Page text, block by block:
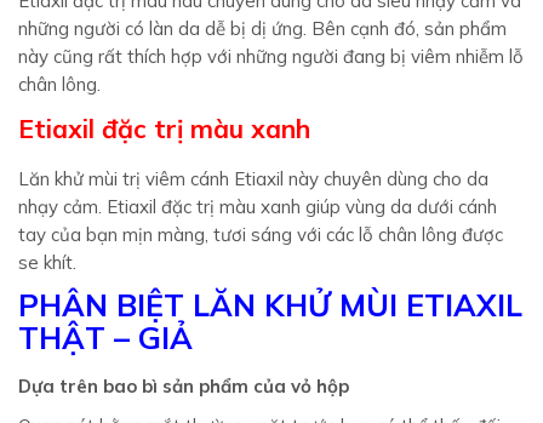
những người có làn da dễ bị dị ứng. Bên cạnh đó, sản phẩm
này cũng rất thích hợp với những người đang bị viêm nhiễm lỗ
chân lông.
Etiaxil đặc trị màu xanh
Lăn khử mùi trị viêm cánh Etiaxil này chuyên dùng cho da
nhạy cảm. Etiaxil đặc trị màu xanh giúp vùng da dưới cánh
tay của bạn mịn màng, tươi sáng với các lỗ chân lông được
se khít.
PHÂN BIỆT LĂN KHỬ MÙI ETIAXIL
THẬT – GIẢ
Dựa trên bao bì sản phẩm của vỏ hộp